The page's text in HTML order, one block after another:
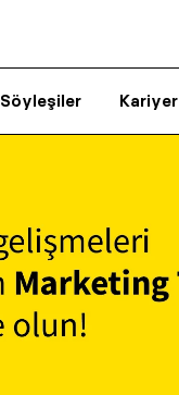
Söyleşiler Kariyer